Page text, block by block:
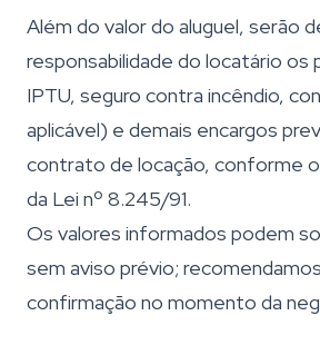
Além do valor do aluguel, serão
responsabilidade do locatário os
IPTU, seguro contra incêndio,
aplicável) e demais encargos
contrato de locação, conforme
da Lei nº 8.245/91.
Os valores informados podem
sem aviso prévio;
confirmação no momento da